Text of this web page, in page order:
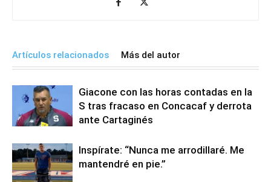
Artículos relacionados Más del autor
Giacone con las horas contadas en la
S tras fracaso en Concacaf y derrota
ante Cartaginés
Inspírate: “Nunca me arrodillaré. Me
mantendré en pie.”